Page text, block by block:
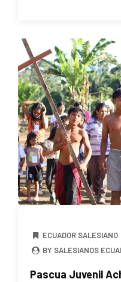
ECUADOR SALESIANO
BY SALESIANOS
Pascua Juvenil